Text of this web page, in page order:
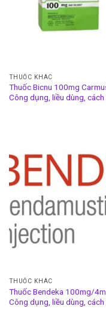
THUỐC KHÁC
Thuốc Bicnu 100mg
Công dụng, liều dùng, cách
THUỐC KHÁC
Thuốc Bendeka 100mg/
Công dụng, liều dùng, cách